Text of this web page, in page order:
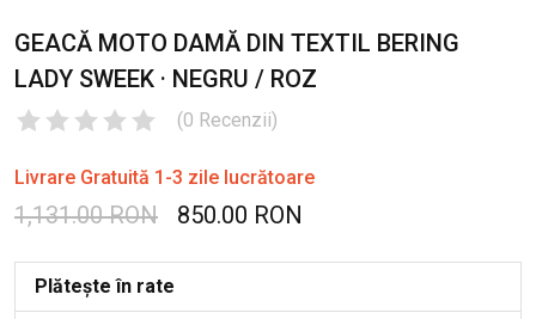
GEACĂ MOTO DAMĂ DIN TEXTIL BERING
LADY SWEEK · NEGRU / ROZ
(0 Recenzii)
Livrare Gratuită 1-3 zile lucrătoare
1,131.00 RON 850.00 RON
Plătește în rate